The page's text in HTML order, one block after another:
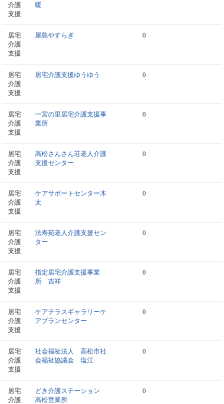
介護
支援
暖
居宅
介護
支援
屋島やすらぎ 0
居宅
介護
支援
居宅介護支援ゆうゆう 0
居宅
介護
支援
一宮の里居宅介護支援事
業所
0
居宅
介護
支援
高松さんさん荘老人介護
支援センター
0
居宅
介護
支援
ケアサポートセンター木
太
0
居宅
介護
支援
法寿苑老人介護支援セン
ター
0
居宅
介護
支援
指定居宅介護支援事業
所 吉祥
0
居宅
介護
支援
ケアテラスギャラリーケ
アプランセンター
0
居宅
介護
支援
社会福祉法人 高松市社
会福祉協議会 塩江
0
居宅
介護
どき介護ステーション
高松営業所
0